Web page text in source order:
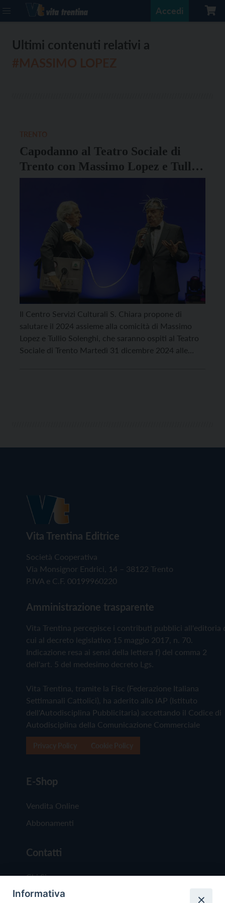
Accedi
Ultimi contenuti relativi a
Capodanno al Teatro Sociale di
Trento con Massimo Lopez e Tullio
Solenghi
Il Centro Servizi Culturali S. Chiara propone di
salutare il 2024 assieme alla comicità di Massimo
Lopez e Tullio Solenghi, che saranno ospiti al Teatro
Sociale di Trento Martedì 31 dicembre 2024 alle
Vita Trentina Editrice
Società Cooperativa
Via Monsignor Endrici, 14 – 38122 Trento
P.IVA e C.F. 00199960220
Amministrazione trasparente
Vita Trentina percepisce i contributi pubblici all'editoria
cui al decreto legislativo 15 maggio 2017, n. 70.
Indicazione resa ai sensi della lettera f) del comma 2
dell'art. 5 del medesimo decreto Lgs.
Vita Trentina, tramite la Fisc (Federazione Italiana
Settimanali Cattolici), ha aderito allo IAP (Istituto
dell'Autodisciplina Pubblicitaria) accettando il Codice di
Autodisciplina della Comunicazione Commerciale
E-Shop
Vendita Online
Abbonamenti
Contatti
Chi Siamo
Redazione
Informativa